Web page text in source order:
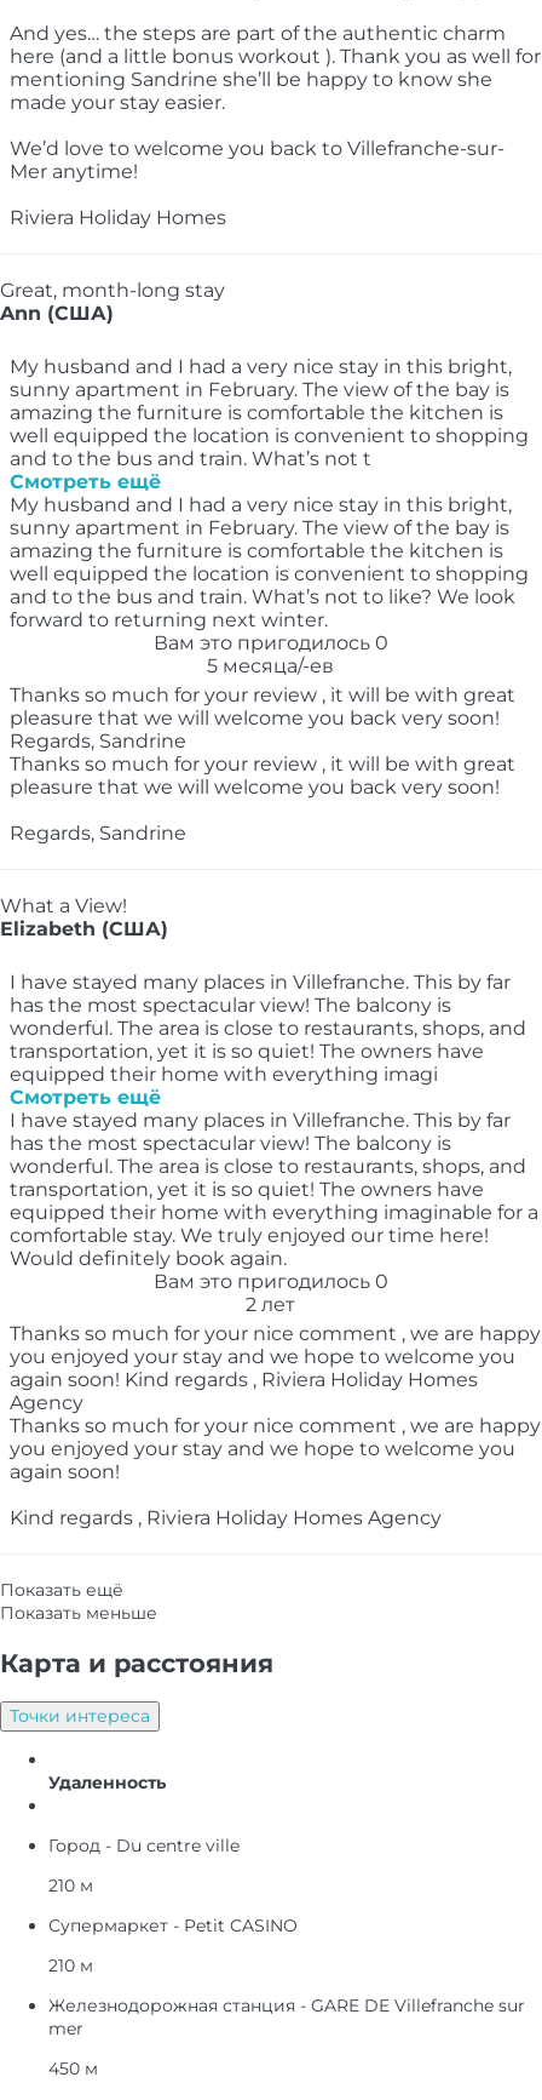
And yes… the steps are part of the authentic charm
here (and a little bonus workout ). Thank you as well for
mentioning Sandrine she’ll be happy to know she
made your stay easier.
We’d love to welcome you back to Villefranche-sur-
Mer anytime!
Riviera Holiday Homes
Great, month-long stay
Ann (США)
My husband and I had a very nice stay in this bright,
sunny apartment in February. The view of the bay is
amazing the furniture is comfortable the kitchen is
well equipped the location is convenient to shopping
and to the bus and train. What’s not t
Смотреть ещё
My husband and I had a very nice stay in this bright,
sunny apartment in February. The view of the bay is
amazing the furniture is comfortable the kitchen is
well equipped the location is convenient to shopping
and to the bus and train. What’s not to like? We look
forward to returning next winter.
Вам это пригодилось 0
5 месяца/-ев
Thanks so much for your review , it will be with great
pleasure that we will welcome you back very soon!
Regards, Sandrine
Thanks so much for your review , it will be with great
pleasure that we will welcome you back very soon!
Regards, Sandrine
What a View!
Elizabeth (США)
I have stayed many places in Villefranche. This by far
has the most spectacular view! The balcony is
wonderful. The area is close to restaurants, shops, and
transportation, yet it is so quiet! The owners have
equipped their home with everything imagi
Смотреть ещё
I have stayed many places in Villefranche. This by far
has the most spectacular view! The balcony is
wonderful. The area is close to restaurants, shops, and
transportation, yet it is so quiet! The owners have
equipped their home with everything imaginable for a
comfortable stay. We truly enjoyed our time here!
Would definitely book again.
Вам это пригодилось 0
2 лет
Thanks so much for your nice comment , we are happy
you enjoyed your stay and we hope to welcome you
again soon! Kind regards , Riviera Holiday Homes
Agency
Thanks so much for your nice comment , we are happy
you enjoyed your stay and we hope to welcome you
again soon!
Kind regards , Riviera Holiday Homes Agency
Показать ещё
Показать меньше
Карта и pасстояния
Точки интереса
Удаленность
Город - Du centre ville
210 м
Супермаркет - Petit CASINO
210 м
Железнодорожная станция - GARE DE Villefranche sur
mer
450 м